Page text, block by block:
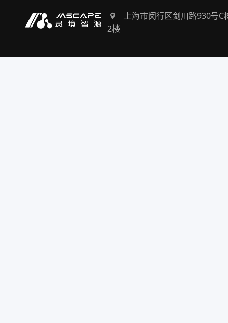
上海市闵行区剑川路930号C
2楼